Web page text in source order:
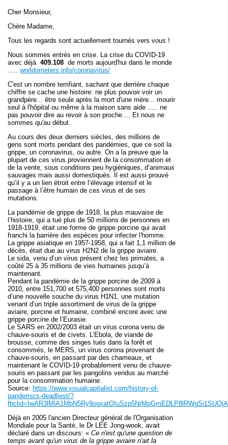
Cher Monsieur,
Chère Madame,
Tous les regards sont actuellement tournés vers vous !
Nous sommes entrés en crise. La crise du COVID-19
avec déjà 409.108 de morts aujourd'hui dans le monde
..... worldometers.info/coronavirus/
C'est un nombre terrifiant, sachant que derrière chaque
chiffre se cache une histoire: ne plus pouvoir voir un
grandpère... être seule après la mort d'une mère... mourir
seul à l'hôpital ou même à la maison sans aide ..... ne
pas pouvoir dire au revoir à son proche.... Et nous ne
sommes qu'au début.
Au cours des deux derniers siècles, des millions de
gens sont morts pendant des pandémies, que ce soit la
grippe, un coronavirus, ou autre. On a la preuve que la
plupart de ces virus proviennent de la consommation et
de la vente, sous conditions peu hygiéniques, d’animaux
sauvages mais aussi domestiqués. Il est aussi prouvé
qu’il y a un lien étroit entre l’élevage intensif et le
passage à l’être humain de ces virus et de ses
mutations.
La pandémie de grippe de 1918, la plus mauvaise de
l’histoire, qui a tué plus de 50 millions de personnes en
1918-1919, était une forme de grippe porcine qui avait
franchi la barrière des espèces pour infecter l'homme.
La grippe asiatique en 1957-1958, qui a fait 1,1 million de
décès, était due au virus H2N2 de la grippe aviaire.
Le sida, venu d’un virus présent chez les primates, a
coûté 25 à 35 millions de vies humaines jusqu’à
maintenant.
Pendant la pandémie de la grippe porcine de 2009 à
2010, entre 151,700 et 575,400 personnes sont morts
d’une nouvelle souche du virus H1N1, une mutation
venant d’un triple assortiment de virus de la grippe
aviaire, porcine et humaine, combiné encore avec une
grippe porcine de l’Eurasie.
Le SARS en 2002/2003 était un virus corona venu de
chauve-souris et de civets. L’Ebola, de viande de
brousse, comme des singes tués dans la forêt et
consommés, le MERS, un virus corona provenant de
chauve-souris, en passant par des chameaux, et
maintenant le COVID-19 probablement venu de chauve-
souris en passant par les pangolins vendus au marché
pour la consommation humaine.
Source: https://www.visualcapitalist.com/history-of-
pandemics-deadliest/?
Déjà en 2005 l'ancien Directeur général de l'Organisation
Mondiale pour la Santé, le Dr LEE Jong-wook, avait
déclaré dans un discours: « Ce n'est qu'une question de
temps avant qu'un virus de la grippe aviaire n'ait la